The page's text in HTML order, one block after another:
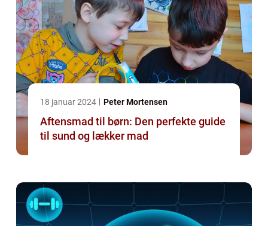
18 januar 2024 Peter Mortensen
Aftensmad til børn: Den perfekte guide
til sund og lækker mad